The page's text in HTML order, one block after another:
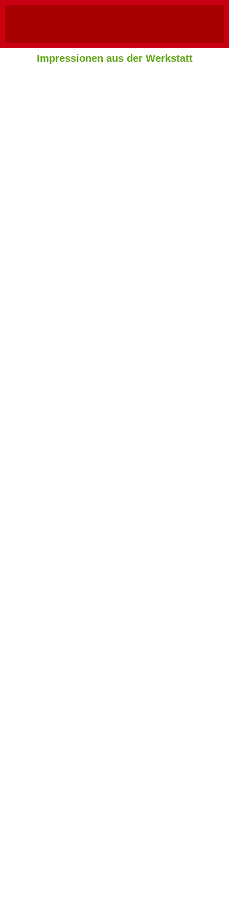
Impressionen aus der Werkstatt